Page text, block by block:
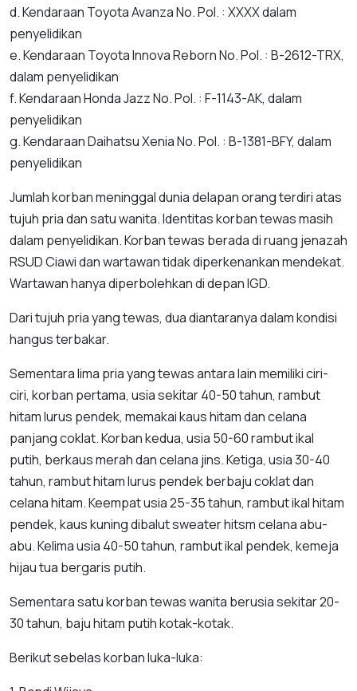
d. Kendaraan Toyota Avanza No. Pol. : XXXX dalam
penyelidikan
e. Kendaraan Toyota Innova Reborn No. Pol. : B-2612-TRX,
dalam penyelidikan
f. Kendaraan Honda Jazz No. Pol. : F-1143-AK, dalam
penyelidikan
g. Kendaraan Daihatsu Xenia No. Pol. : B-1381-BFY, dalam
penyelidikan
Jumlah korban meninggal dunia delapan orang terdiri atas
tujuh pria dan satu wanita. Identitas korban tewas masih
dalam penyelidikan. Korban tewas berada di ruang jenazah
RSUD Ciawi dan wartawan tidak diperkenankan mendekat.
Wartawan hanya diperbolehkan di depan IGD.
Dari tujuh pria yang tewas, dua diantaranya dalam kondisi
hangus terbakar.
Sementara lima pria yang tewas antara lain memiliki ciri-
ciri, korban pertama, usia sekitar 40-50 tahun, rambut
hitam lurus pendek, memakai kaus hitam dan celana
panjang coklat. Korban kedua, usia 50-60 rambut ikal
putih, berkaus merah dan celana jins. Ketiga, usia 30-40
tahun, rambut hitam lurus pendek berbaju coklat dan
celana hitam. Keempat usia 25-35 tahun, rambut ikal hitam
pendek, kaus kuning dibalut sweater hitsm celana abu-
abu. Kelima usia 40-50 tahun, rambut ikal pendek, kemeja
hijau tua bergaris putih.
Sementara satu korban tewas wanita berusia sekitar 20-
30 tahun, baju hitam putih kotak-kotak.
Berikut sebelas korban luka-luka: